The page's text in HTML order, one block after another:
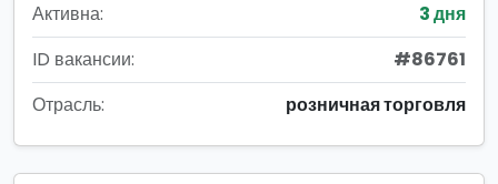
Активна:
3 дня
ID вакансии:
#86761
Отрасль:
розничная торговля